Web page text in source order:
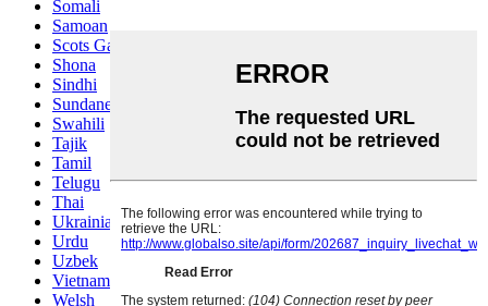
Somali
Samoan
Scots Gaelic
Shona
Sindhi
Sundanese
Swahili
Tajik
Tamil
Telugu
Thai
Ukrainian
Urdu
Uzbek
Vietnamese
Welsh